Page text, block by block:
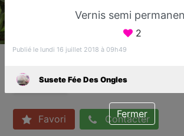
Susete Fée Des
Sucy-en-Brie
Favori Contacter
Vernis semi
2
Publié le lundi 16 juillet 2018 à 09h49
Susete Fée Des Ongles
Fermer